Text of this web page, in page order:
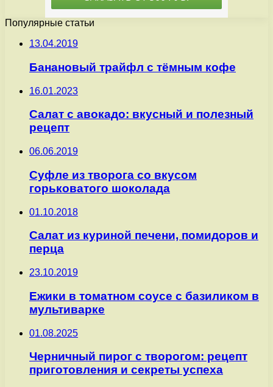
Популярные статьи
13.04.2019
Банановый трайфл с тёмным кофе
16.01.2023
Салат с авокадо: вкусный и полезный
рецепт
06.06.2019
Суфле из творога со вкусом
горьковатого шоколада
01.10.2018
Салат из куриной печени, помидоров и
перца
23.10.2019
Ежики в томатном соусе с базиликом в
мультиварке
01.08.2025
Черничный пирог с творогом: рецепт
приготовления и секреты успеха